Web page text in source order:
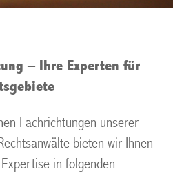
– Ihre Experten für
Fachrichtungen unserer
bieten wir Ihnen
in folgenden